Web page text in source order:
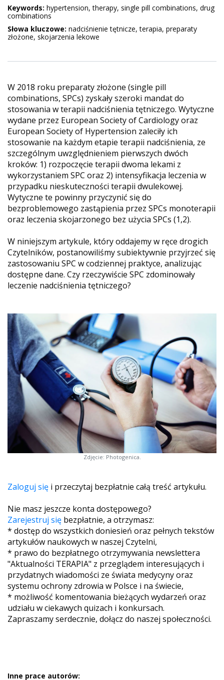
Keywords: hypertension, therapy, single pill combinations, drug
combinations
Słowa kluczowe: nadciśnienie tętnicze, terapia, preparaty
złożone, skojarzenia lekowe
W 2018 roku preparaty złożone (single pill
combinations, SPCs) zyskały szeroki mandat do
stosowania w terapii nadciśnienia tętniczego. Wytyczne
wydane przez European Society of Cardiology oraz
European Society of Hypertension zaleciły ich
stosowanie na każdym etapie terapii nadciśnienia, ze
szczególnym uwzględnieniem pierwszych dwóch
kroków: 1) rozpoczęcie terapii dwoma lekami z
wykorzystaniem SPC oraz 2) intensyfikacja leczenia w
przypadku nieskuteczności terapii dwulekowej.
Wytyczne te powinny przyczynić się do
bezproblemowego zastąpienia przez SPCs monoterapii
oraz leczenia skojarzonego bez użycia SPCs (1,2).
W niniejszym artykule, który oddajemy w ręce drogich
Czytelników, postanowiliśmy subiektywnie przyjrzeć się
zastosowaniu SPC w codziennej praktyce, analizując
dostępne dane. Czy rzeczywiście SPC zdominowały
leczenie nadciśnienia tętniczego?
Zdjęcie: Photogenica.
Zaloguj się i przeczytaj bezpłatnie całą treść artykułu.
Nie masz jeszcze konta dostępowego?
Zarejestruj się bezpłatnie, a otrzymasz:
* dostęp do wszystkich doniesień oraz pełnych tekstów
artykułów naukowych w naszej Czytelni,
* prawo do bezpłatnego otrzymywania newslettera
"Aktualności TERAPIA" z przeglądem interesujących i
przydatnych wiadomości ze świata medycyny oraz
systemu ochrony zdrowia w Polsce i na świecie,
* możliwość komentowania bieżących wydarzeń oraz
udziału w ciekawych quizach i konkursach.
Zapraszamy serdecznie, dołącz do naszej społeczności.
Inne prace autorów: